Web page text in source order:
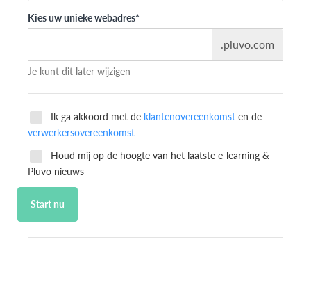
Kies uw unieke webadres*
.pluvo.com
Je kunt dit later wijzigen
Ik ga akkoord met de klantenovereenkomst en de
verwerkersovereenkomst
Houd mij op de hoogte van het laatste e-learning &
Pluvo nieuws